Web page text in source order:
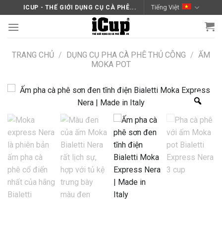
to
content
ICUP - THẾ GIỚI DỤNG CỤ CÀ PHÊ... Tiếng Việt
TRANG CHỦ / DỤNG CỤ PHA CÀ PHÊ THỦ CÔNG / ẤM
MOKA POT